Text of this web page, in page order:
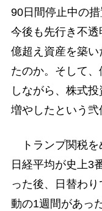
90日間停止中の措
今後も先行き不
億超え資産を築い
たのか。そして
しながら、株式
増やしたという弐
トランプ関税を
日経平均が史上3
った後、日替わ
動の1週間があっ